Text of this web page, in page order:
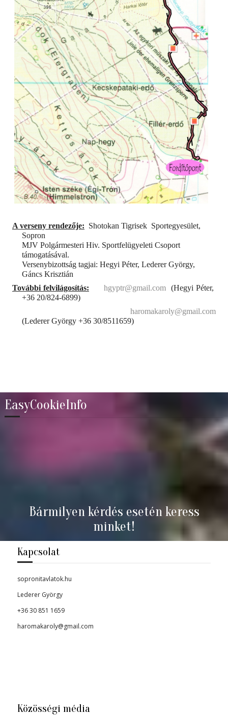
A verseny rendezője: Shotokan Tigrisek Sportegyesület,
Sopron
MJV Polgármesteri Hiv. Sportfelügyeleti Csoport
támogatásával.
Versenybizottság tagjai: Hegyi Péter, Lederer György,
Gáncs Krisztián
További felvilágosítás:
hgyptr@gmail.com (Hegyi Péter,
+36 20/824-6899)
haromakaroly@gmail.com
(Lederer György +36 30/8511659)
EasyCookieInfo
Bármilyen kérdés esetén keress
minket!
Kapcsolat
sopronitavlatok.hu
Lederer György
+36 30 851 1659
haromakaroly@gmail.com
Közösségi média